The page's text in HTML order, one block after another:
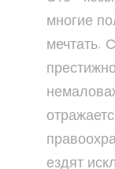
многие
мечтать.
ездят